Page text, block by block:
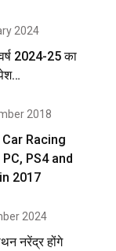
2024
2024-25 का
2018
Racing
PS4 and
2017
2024
नरेंद्र होंगे